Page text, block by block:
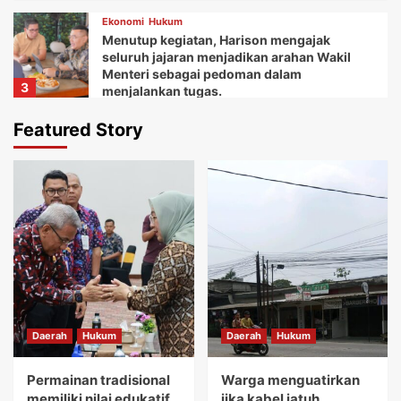
3
Ekonomi Hukum
Menutup kegiatan, Harison mengajak
seluruh jajaran menjadikan arahan Wakil
Menteri sebagai pedoman dalam
menjalankan tugas.
Daerah
Ketua Balai Adat Keariaan Tangerang Rd.
dukungan dan bantuan Bupati Tangerang
dan seluruh jajarannya.
5
Daerah Ekonomi
Kemudian Anna menuturkan acara Gebyar
festival Kuliner UMKM memberikan wadah
bagi koperasi dan pelaku usaha mikro.
Daerah Hukum
Permainan tradisional memiliki nilai
Featured Story
Daerah Hukum
Permainan tradisional
Daerah Hukum
Warga menguatirkan